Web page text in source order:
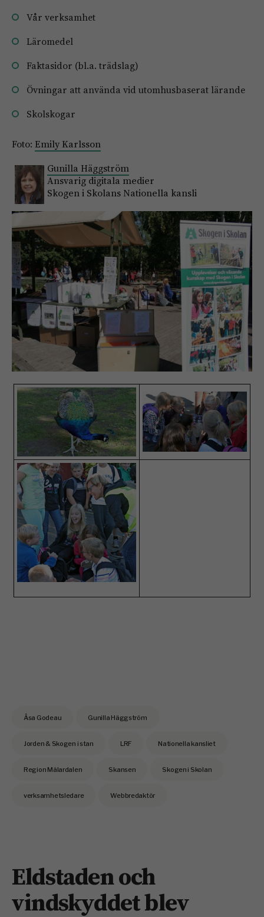
Vår verksamhet
Läromedel
Faktasidor (bl.a. trädslag)
Övningar att använda vid utomhusbaserat lärande
Skolskogar
Foto: Emily Karlsson
Gunilla Häggström
Ansvarig digitala medier
Skogen i Skolans Nationella kansli
Åsa Godeau Gunilla Häggström
Jorden & Skogen i stan LRF Nationella kansliet
Region Mälardalen Skansen Skogen i Skolan
verksamhetsledare Webbredaktör
Eldstaden och
vindskyddet blev